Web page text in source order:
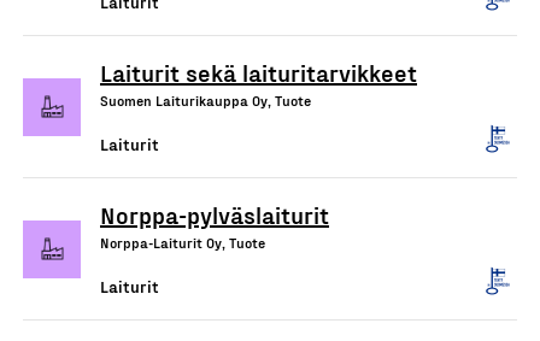
Laiturit sekä laituritarvikkeet
Suomen Laiturikauppa Oy, Tuote
Laiturit
Norppa-pylväslaiturit
Norppa-Laiturit Oy, Tuote
Laiturit